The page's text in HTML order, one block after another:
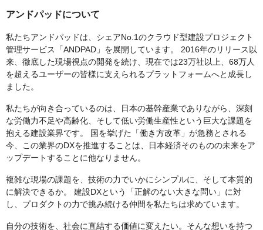
アンドパッドについて
私たちアンドパッドは、シェアNo.1のクラウド型建設プロジェクト
管理サービス「ANDPAD」を展開しています。 2016年のリリース以
来、徹底した現場視点の開発を続け、現在では23万社以上、68万人
を超えるユーザーの皆様に支えられるプラットフォームへと成長し
ました。
私たちが向き合っているのは、日本の基幹産業でありながら、深刻
な労働力不足や高齢化、そして低い労働生産性という巨大な課題を
抱える建設業界です。 国を挙げた「働き方改革」が急務とされる
今、この業界のDXを推進することは、日本経済そのものの未来をア
ップデートすることに他なりません。
複雑な現場の課題を、技術の力でいかにシンプルに、そして本質的
に解決できるか。 建設DXという「正解のない大きな問い」に対
し、プロダクトの力で挑み続ける仲間を私たちは求めています。
自分の技術を、社会に直結する価値に変えたい。そんな想いを持つ